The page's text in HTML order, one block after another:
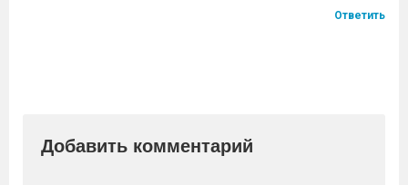
Ответить
Добавить комментарий